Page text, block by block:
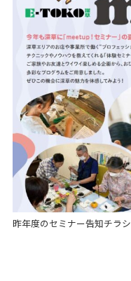
昨年度のセミナー告知チラシ